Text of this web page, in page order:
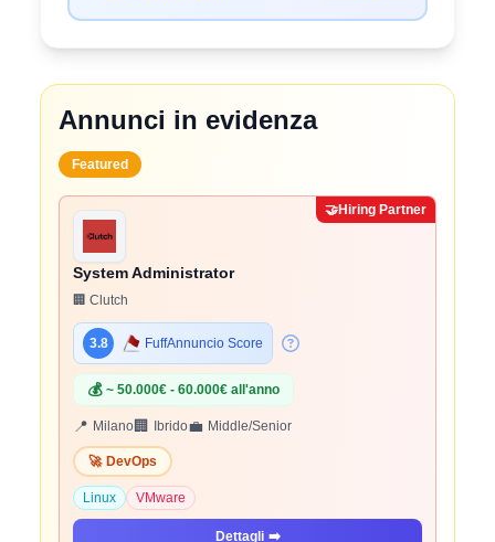
Annunci in evidenza
Featured
🤝Hiring Partner
System Administrator
🏢 Clutch
3.8 FuffAnnuncio Score
💰 ~ 50.000€ - 60.000€ all'anno
📍 Milano🏢 Ibrido💼 Middle/Senior
🚀 DevOps
Linux VMware
Dettagli ➡️